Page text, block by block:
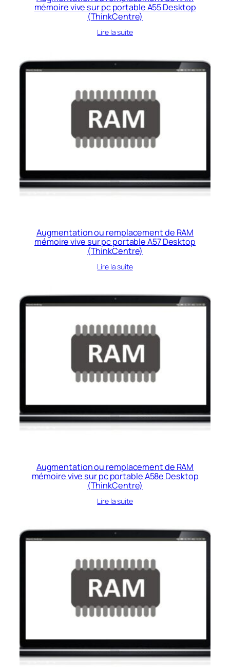
mémoire vive sur pc portable A55 Desktop
(ThinkCentre)
Lire la suite
Augmentation ou remplacement de RAM
mémoire vive sur pc portable A57 Desktop
(ThinkCentre)
Lire la suite
Augmentation ou remplacement de RAM
mémoire vive sur pc portable A58e Desktop
(ThinkCentre)
Lire la suite